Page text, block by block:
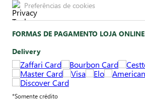
Preferências de cookies
FORMAS DE PAGAMENTO LOJA ONLINE
Delivery
*Somente crédito